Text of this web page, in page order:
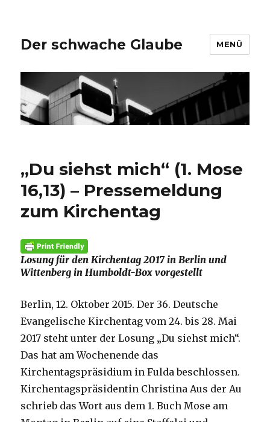
Der schwache Glaube MENÜ
„Du siehst mich“ (1. Mose
16,13) – Pressemeldung
zum Kirchentag
Losung für den Kirchentag 2017 in Berlin und
Wittenberg in Humboldt-Box vorgestellt
Berlin, 12. Oktober 2015. Der 36. Deutsche
Evangelische Kirchentag vom 24. bis 28. Mai
2017 steht unter der Losung „Du siehst mich“.
Das hat am Wochenende das
Kirchentagspräsidium in Fulda beschlossen.
Kirchentagspräsidentin Christina Aus der Au
schrieb das Wort aus dem 1. Buch Mose am